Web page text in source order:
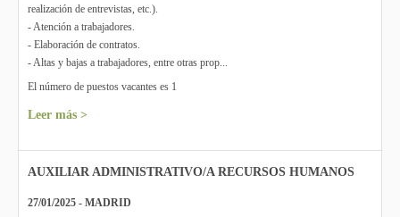
realización de entrevistas, etc.).
- Atención a trabajadores.
- Elaboración de contratos.
- Altas y bajas a trabajadores, entre otras prop...
El número de puestos vacantes es 1
Leer más >
AUXILIAR ADMINISTRATIVO/A RECURSOS HUMANOS
27/01/2025 - MADRID